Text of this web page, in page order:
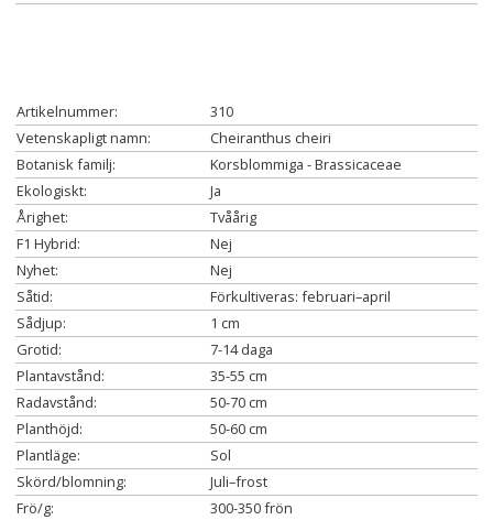
Artikelnummer:
310
Vetenskapligt namn:
Cheiranthus cheiri
Botanisk familj:
Korsblommiga - Brassicaceae
Ekologiskt:
Ja
Årighet:
Tvåårig
F1 Hybrid:
Nej
Nyhet:
Nej
Såtid:
Förkultiveras: februari–april
Sådjup:
1 cm
Grotid:
7-14 daga
Plantavstånd:
35-55 cm
Radavstånd:
50-70 cm
Planthöjd:
50-60 cm
Plantläge:
Sol
Skörd/blomning:
Juli–frost
Frö/g:
300-350 frön